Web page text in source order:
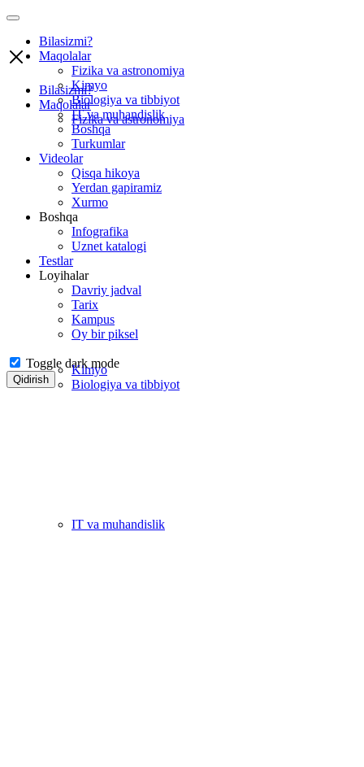
Bilasizmi?
Maqolalar
Fizika va astronomiya
Kimyo
Biologiya va tibbiyot
IT va muhandislik
Boshqa
Turkumlar
Videolar
Qisqa hikoya
Yerdan gapiramiz
Xurmo
Boshqa
Infografika
Uznet katalogi
Testlar
Loyihalar
Davriy jadval
Tarix
Kampus
Oy bir piksel
Toggle dark mode
Qidirish
Bilasizmi?
Maqolalar
Fizika va astronomiya
Kimyo
Biologiya va tibbiyot
IT va muhandislik